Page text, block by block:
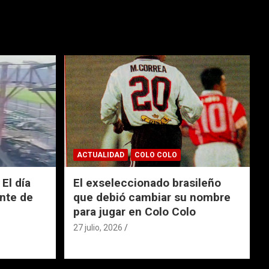
día
de
ACTUALIDAD COLO COLO
El exseleccionado brasileño
que debió cambiar su nombre
para jugar en Colo Colo
27 julio, 2026